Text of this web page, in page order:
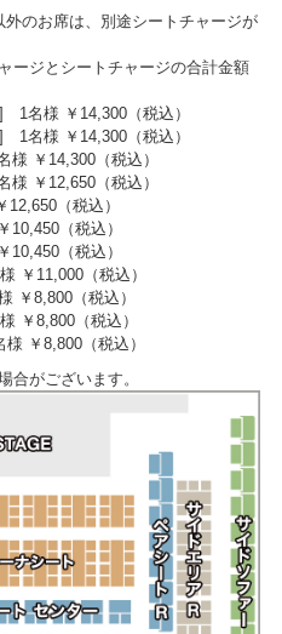
のお席は、別途シートチャージが
ージとシートチャージの合計金額
] 1名様 ￥14,300 （税込）
] 1名様 ￥14,300 （税込）
様 ￥14,300 （税込）
様 ￥12,650 （税込）
12,650 （税込）
10,450 （税込）
10,450 （税込）
￥11,000 （税込）
￥8,800 （税込）
￥8,800 （税込）
様 ￥8,800 （税込）
合がございます。